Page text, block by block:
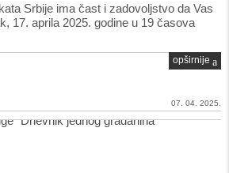
Srbije ima čast i zadovoljstvo da Vas
17. aprila 2025. godine u 19 časova
opširnije
07. 04. 2025.